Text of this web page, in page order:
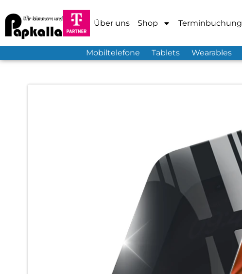
Über uns Shop Terminbuchung
Mobiltelefone Tablets Wearables